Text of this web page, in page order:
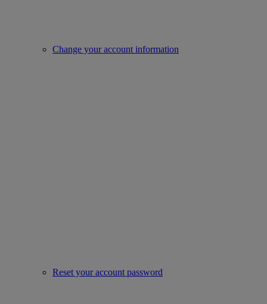
Change your account information
Reset your account password